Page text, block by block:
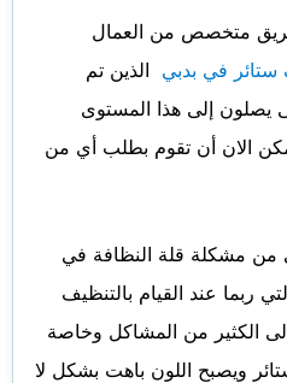
متخصص من العمال
في بدبي الذين تم
يصلون إلى هذا المستوى
الان أن تقوم بطلب أي من
من مشكلة قلة النظافة في
ربما عند القيام بالتنظيف
الكثير من المشاكل وخاصة
ويصبح اللون باهت بشكل لا